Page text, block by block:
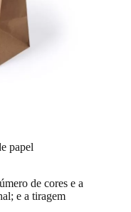
papel
de cores e a
e a tiragem